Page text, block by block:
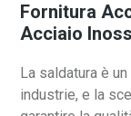
Fornitura
Acciaio
La saldatura è
industrie, e la